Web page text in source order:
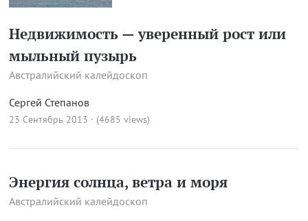
Недвижимость — уверенный рост или
мыльный пузырь
Австралийский калейдоскоп
Сергей Степанов
23 Сентябрь 2013 · (4685 views)
Энергия солнца, ветра и моря
Австралийский калейдоскоп